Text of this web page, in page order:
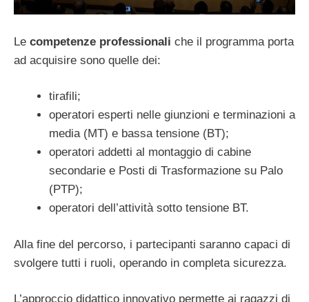
Le competenze professionali che il programma porta
ad acquisire sono quelle dei:
tirafili;
operatori esperti nelle giunzioni e terminazioni a
media (MT) e bassa tensione (BT);
operatori addetti al montaggio di cabine
secondarie e Posti di Trasformazione su Palo
(PTP);
operatori dell’attività sotto tensione BT.
Alla fine del percorso, i partecipanti saranno capaci di
svolgere tutti i ruoli, operando in completa sicurezza.
L’approccio didattico innovativo permette ai ragazzi di